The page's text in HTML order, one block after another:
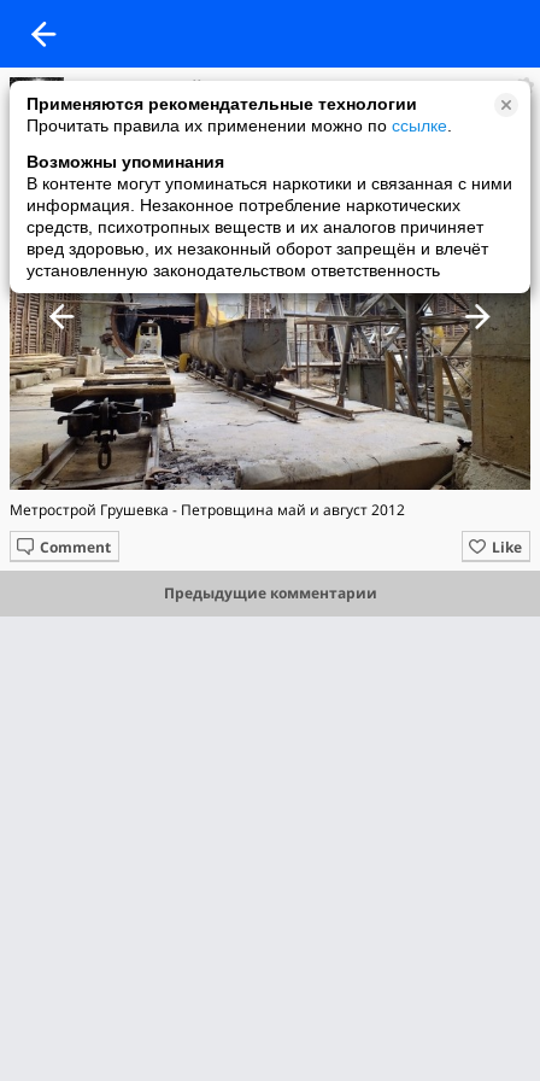
Применяются рекомендательные технологии
Прочитать правила их применении можно по ссылке
Возможны упоминания
В контенте могут упоминаться наркотики и связанная с ними
информация. Незаконное потребление наркотических
средств, психотропных веществ и их аналогов причиняет
вред здоровью, их незаконный оборот запрещён и влечёт
установленную законодательством ответственность
Алекс. Тот самый Алекс.
added a photo
16 Aug в 14:35
Метрострой Грушевка - Петровщина май и август 2012
Like
Comment
Предыдущие комментарии